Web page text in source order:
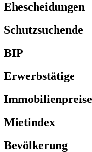
Ehescheidungen
Schutzsuchende
BIP
Erwerbstätige
Immobilienpreise
Mietindex
Bevölkerung